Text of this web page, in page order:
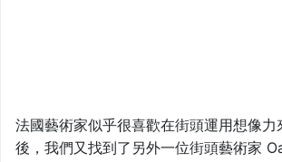
法國藝術家似乎很喜歡在街頭運用想像
後，我們又找到了另外一位街頭藝術家